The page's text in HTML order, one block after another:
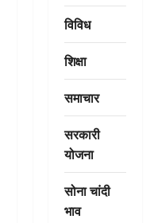
विविध
शिक्षा
समाचार
सरकारी
योजना
सोना चांदी
भाव